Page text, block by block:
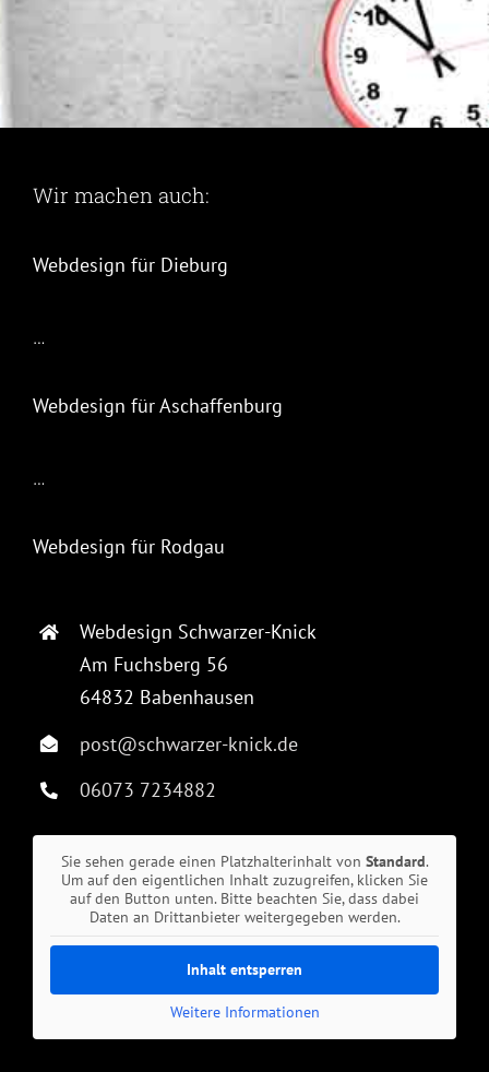
Wir machen auch:
Webdesign für Dieburg
…
Webdesign für Aschaffenburg
…
Webdesign für Rodgau
Webdesign Schwarzer-Knick
Am Fuchsberg 56
64832 Babenhausen
post@schwarzer-knick.de
06073 7234882
Sie sehen gerade einen Platzhalterinhalt von Standard.
Um auf den eigentlichen Inhalt zuzugreifen, klicken Sie
auf den Button unten. Bitte beachten Sie, dass dabei
Daten an Drittanbieter weitergegeben werden.
Inhalt entsperren
Weitere Informationen